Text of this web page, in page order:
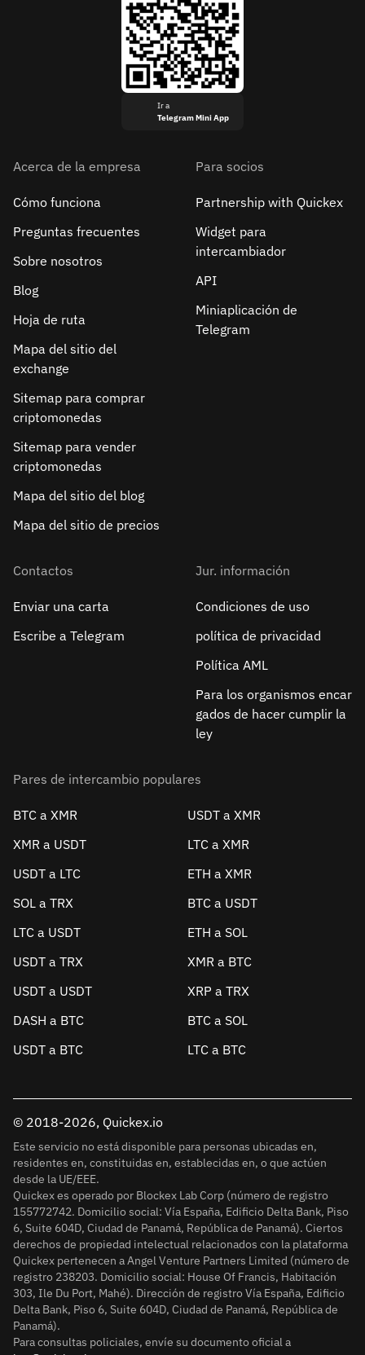
Ir a
Telegram Mini App
Acerca de la empresa
Cómo funciona
Preguntas frecuentes
Sobre nosotros
Blog
Hoja de ruta
Mapa del sitio del
exchange
Sitemap para comprar
criptomonedas
Sitemap para vender
criptomonedas
Mapa del sitio del blog
Mapa del sitio de precios
Para socios
Partnership with Quickex
Widget para
intercambiador
API
Miniaplicación de
Telegram
Contactos
Enviar una carta
Escribe a Telegram
Jur. información
Condiciones de uso
política de privacidad
Política AML
Para los organismos encar
gados de hacer cumplir la
ley
Pares de intercambio populares
BTC a XMR
USDT a XMR
XMR a USDT
LTC a XMR
USDT a LTC
ETH a XMR
SOL a TRX
BTC a USDT
LTC a USDT
ETH a SOL
USDT a TRX
XMR a BTC
USDT a USDT
XRP a TRX
DASH a BTC
BTC a SOL
USDT a BTC
LTC a BTC
© 2018-2026, Quickex.io
Este servicio no está disponible para personas ubicadas en,
residentes en, constituidas en, establecidas en, o que actúen
desde la UE/EEE.
Quickex es operado por Blockex Lab Corp (número de registro
155772742. Domicilio social: Vía España, Edificio Delta Bank, Piso
6, Suite 604D, Ciudad de Panamá, República de Panamá). Ciertos
derechos de propiedad intelectual relacionados con la plataforma
Quickex pertenecen a Angel Venture Partners Limited (número de
registro 238203. Domicilio social: House Of Francis, Habitación
303, Ile Du Port, Mahé). Dirección de registro Vía España, Edificio
Delta Bank, Piso 6, Suite 604D, Ciudad de Panamá, República de
Panamá).
Para consultas policiales, envíe su documento oficial a